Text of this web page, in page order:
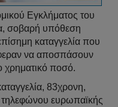
Εγκλήματος του
σοβαρή υπόθεση
καταγγελία που
να αποσπάσουν
χρηματικό ποσό.
83χρονη,
ευρωπαϊκής